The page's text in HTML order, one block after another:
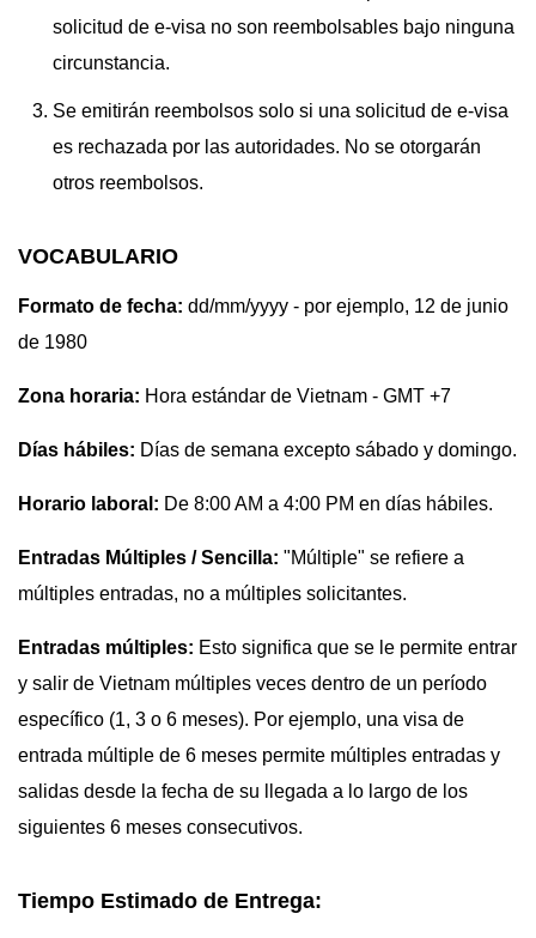
solicitud de e-visa no son reembolsables bajo ninguna
circunstancia.
Se emitirán reembolsos solo si una solicitud de e-visa
es rechazada por las autoridades. No se otorgarán
otros reembolsos.
VOCABULARIO
Formato de fecha: dd/mm/yyyy - por ejemplo, 12 de junio
de 1980
Zona horaria: Hora estándar de Vietnam - GMT +7
Días hábiles: Días de semana excepto sábado y domingo.
Horario laboral: De 8:00 AM a 4:00 PM en días hábiles.
Entradas Múltiples / Sencilla: "Múltiple" se refiere a
múltiples entradas, no a múltiples solicitantes.
Entradas múltiples: Esto significa que se le permite entrar
y salir de Vietnam múltiples veces dentro de un período
específico (1, 3 o 6 meses). Por ejemplo, una visa de
entrada múltiple de 6 meses permite múltiples entradas y
salidas desde la fecha de su llegada a lo largo de los
siguientes 6 meses consecutivos.
Tiempo Estimado de Entrega: